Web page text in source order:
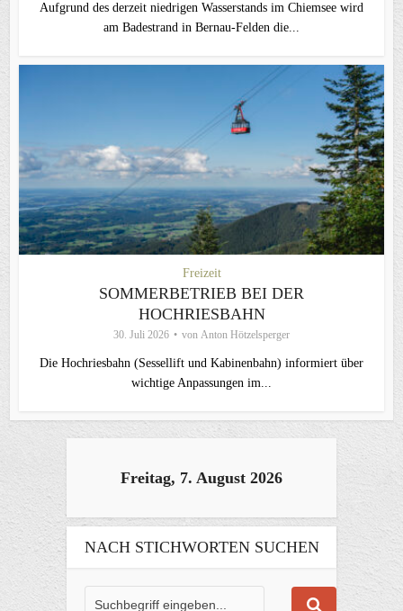
Aufgrund des derzeit niedrigen Wasserstands im Chiemsee wird
am Badestrand in Bernau-Felden die...
Freizeit
SOMMERBETRIEB BEI DER
HOCHRIESBAHN
30. Juli 2026 von Anton Hötzelsperger
Die Hochriesbahn (Sessellift und Kabinenbahn) informiert über
wichtige Anpassungen im...
Freitag, 7. August 2026
NACH STICHWORTEN SUCHEN